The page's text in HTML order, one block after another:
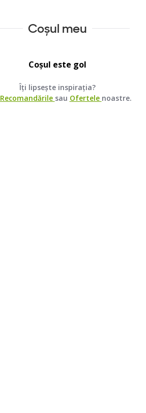
Coșul meu
Coșul este gol
Îți lipsește inspirația?
Recomandările sau Ofertele noastre.